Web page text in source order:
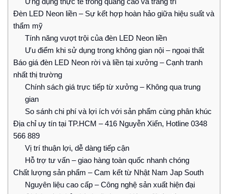
Đèn LED Neon liền – Sự kết hợp hoàn hảo giữa hiệu suất và
thẩm mỹ
Tính năng vượt trội của đèn LED Neon liền
Ưu điểm khi sử dụng trong không gian nội – ngoại thất
Báo giá đèn LED Neon rời và liền tại xưởng – Cạnh tranh
nhất thị trường
Chính sách giá trực tiếp từ xưởng – Không qua trung
gian
So sánh chi phí và lợi ích với sản phẩm cùng phân khúc
Địa chỉ uy tín tại TP.HCM – 416 Nguyễn Xiển, Hotline 0348
566 889
Vị trí thuận lợi, dễ dàng tiếp cận
Hỗ trợ tư vấn – giao hàng toàn quốc nhanh chóng
Chất lượng sản phẩm – Cam kết từ Nhật Nam Jap South
Nguyên liệu cao cấp – Công nghệ sản xuất hiện đại